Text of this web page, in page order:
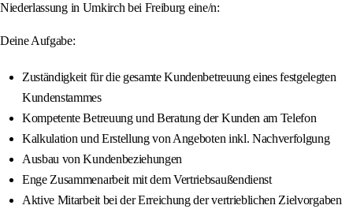
Niederlassung in Umkirch bei Freiburg eine/n:
Deine Aufgabe:
Zuständigkeit für die gesamte Kundenbetreuung eines festgelegten
Kundenstammes
Kompetente Betreuung und Beratung der Kunden am Telefon
Kalkulation und Erstellung von Angeboten inkl. Nachverfolgung
Ausbau von Kundenbeziehungen
Enge Zusammenarbeit mit dem Vertriebsaußendienst
Aktive Mitarbeit bei der Erreichung der vertrieblichen Zielvorgaben